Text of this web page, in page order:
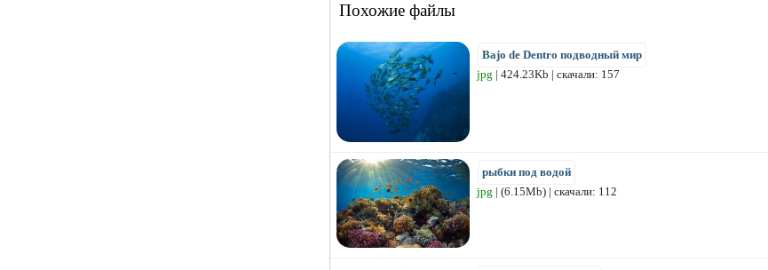
Похожие файлы
Bajo de Dentro подводный мир
jpg | 424.23Kb | скачали: 157
рыбки под водой
jpg | (6.15Mb) | скачали: 112